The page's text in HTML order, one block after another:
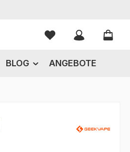
Du hast 0
BLOG ANGEBOTE